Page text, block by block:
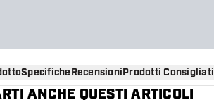
SpecificheRecensioniProdotti Consigliati
ANCHE QUESTI ARTICOLI